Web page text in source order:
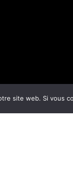
site web. Si vous